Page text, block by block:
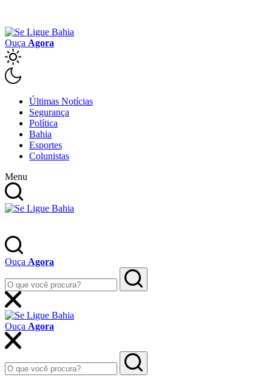
Ouça Agora
Últimas Notícias
Segurança
Política
Bahia
Esportes
Colunistas
Menu
Ouça Agora
Ouça Agora